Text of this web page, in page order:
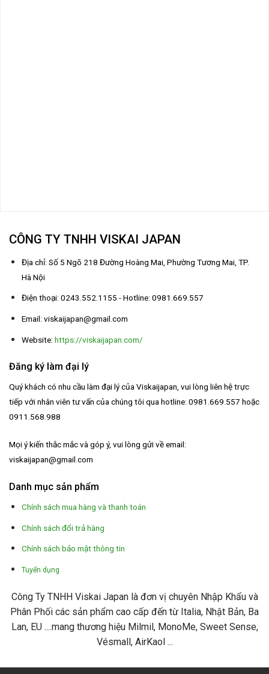
CÔNG TY TNHH VISKAI JAPAN
Địa chỉ: Số 5 Ngõ 218 Đường Hoàng Mai, Phường Tương Mai, TP.
Hà Nội
Điện thoại: 0243.552.1155 - Hotline: 0981.669.557
Email: viskaijapan@gmail.com
Website: https://viskaijapan.com/
Đăng ký làm đại lý
Quý khách có nhu cầu làm đại lý của Viskaijapan, vui lòng liên hệ trực
tiếp với nhân viên tư vấn của chúng tôi qua hotline: 0981.669.557 hoặc
0911.568.988
Mọi ý kiến thắc mắc và góp ý, vui lòng gửi về email:
viskaijapan@gmail.com
Danh mục sản phẩm
Chính sách mua hàng và thanh toán
Chính sách đổi trả hàng
Chính sách bảo mật thông tin
Tuyển dụng
Công Ty TNHH Viskai Japan là đơn vị chuyên Nhập Khẩu và
Phân Phối các sản phẩm cao cấp đến từ Italia, Nhật Bản, Ba
Lan, EU ....mang thương hiệu Milmil, MonoMe, Sweet Sense,
Vésmall, AirKaol ...